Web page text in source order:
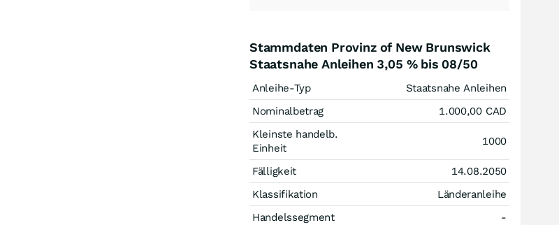
Stammdaten Provinz of New Brunswick
Staatsnahe Anleihen 3,05 % bis 08/50
Anleihe-Typ
Staatsnahe Anleihen
Nominalbetrag
1.000,00 CAD
Kleinste handelb.
Einheit
1000
Fälligkeit
14.08.2050
Klassifikation
Länderanleihe
Handelssegment
-